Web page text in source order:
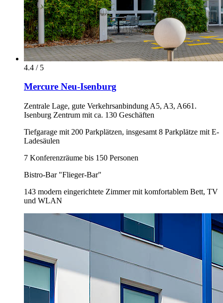
4.4 / 5
Mercure Neu-Isenburg
Zentrale Lage, gute Verkehrsanbindung A5, A3, A661.
Isenburg Zentrum mit ca. 130 Geschäften
Tiefgarage mit 200 Parkplätzen, insgesamt 8 Parkplätze mit E-
Ladesäulen
7 Konferenzräume bis 150 Personen
Bistro-Bar "Flieger-Bar"
143 modern eingerichtete Zimmer mit komfortablem Bett, TV
und WLAN